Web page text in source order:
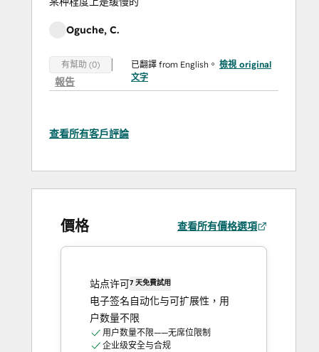
Oguche, C.
有幫助 (0)
報告
已翻譯 from English。 檢視 original
文字
查看所有客戶評論
價格 查看所有價格選項
站点许可7 天免費試用
电子签名自动化与可扩展性，用
户数量不限
用户数量不限——无席位限制
企业级安全与合规